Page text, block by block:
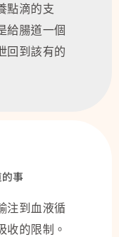
點滴的支
給腸道一個
回到該有的
事
注到血液循
收的限制。